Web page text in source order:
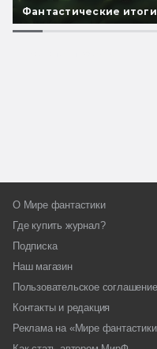
Фантастические
О Мире фантастики
Где купить журнал?
Подписка
Наш магазин
Пользовательское соглашение
Контакты и редакция
Реклама на «Мире